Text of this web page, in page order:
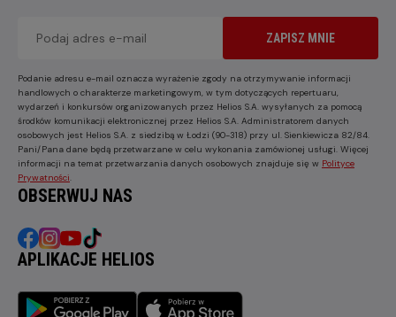
ZAPISZ MNIE
Podanie adresu e-mail oznacza wyrażenie zgody na otrzymywanie informacji
handlowych o charakterze marketingowym, w tym dotyczących repertuaru,
wydarzeń i konkursów organizowanych przez Helios S.A. wysyłanych za pomocą
środków komunikacji elektronicznej przez Helios S.A. Administratorem danych
osobowych jest Helios S.A. z siedzibą w Łodzi (90-318) przy ul. Sienkiewicza 82/84.
Pani/Pana dane będą przetwarzane w celu wykonania zamówionej usługi. Więcej
informacji na temat przetwarzania danych osobowych znajduje się w Polityce
Prywatności.
OBSERWUJ NAS
APLIKACJE HELIOS